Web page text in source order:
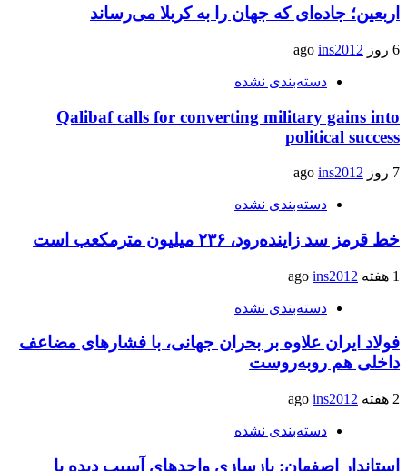
اربعین؛ جاده‌ای که جهان را به کربلا می‌رساند
6 روز ago ins2012
دسته‌بندی نشده
Qalibaf calls for converting military gains into
political success
7 روز ago ins2012
دسته‌بندی نشده
خط قرمز سد زاینده‌رود، ۲۳۶ میلیون مترمکعب است
1 هفته ago ins2012
دسته‌بندی نشده
فولاد ایران علاوه بر بحران جهانی، با فشارهای مضاعف
داخلی هم روبه‌روست
2 هفته ago ins2012
دسته‌بندی نشده
استاندار اصفهان: بازسازی واحدهای آسیب دیده با